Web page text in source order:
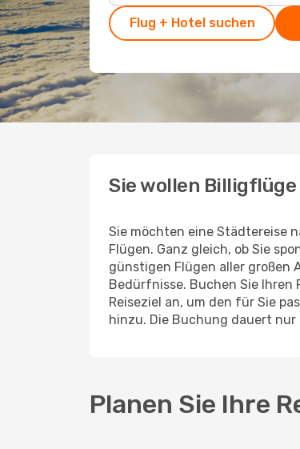
Flug + Hotel suchen
Sie wollen
Sie möchten eine Städtereise
Flügen. Ganz gleich, ob Sie
günstigen Flügen aller großen
Bedürfnisse. Buchen Sie
Reiseziel an, um den für Sie
hinzu. Die Buchung dauert nur
Planen Sie Ihre